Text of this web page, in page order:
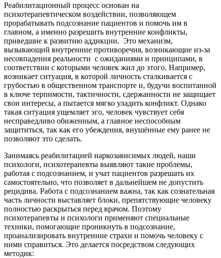
Реабилитационный процесс основан на
психотерапевтическом воздействии, позволяющем
прорабатывать подсознание пациентов и помочь им в
главном, а именно разрешить внутренние конфликты,
приведшие к развитию аддикции. Это механизм,
вызывающий внутренние противоречия, возникающие из-за
несовпадения реальности с ожиданиями и принципами, в
соответствии с которыми человек жил до этого. Например,
возникает ситуация, в которой личность сталкивается с
грубостью в общественном транспорте и, будучи воспитанной
в ключе терпимости, тактичности, сдержанности не защищает
свои интересы, а пытается мягко уладить конфликт. Однако
такая ситуация ущемляет эго, человек чувствует себя
несправедливо обиженным, а главное неспособным
защититься, так как его убеждения, внушённые ему ранее не
позволяют это сделать.
Занимаясь реабилитацией наркозависимых людей, наши
психологи, психотерапевты выявляют такие проблемы,
работая с подсознанием, и учат пациентов разрешать их
самостоятельно, что позволяет в дальнейшем не допустить
рецидива. Работа с подсознанием важна, так как сознательная
часть личности выставляет блоки, препятствующие человеку
полностью раскрыться перед врачом. Поэтому
психотерапевты и психологи применяют специальные
техники, помогающие проникнуть в подсознание,
проанализировать внутренние страхи и помочь человеку с
ними справиться. Это делается посредством следующих
методик: